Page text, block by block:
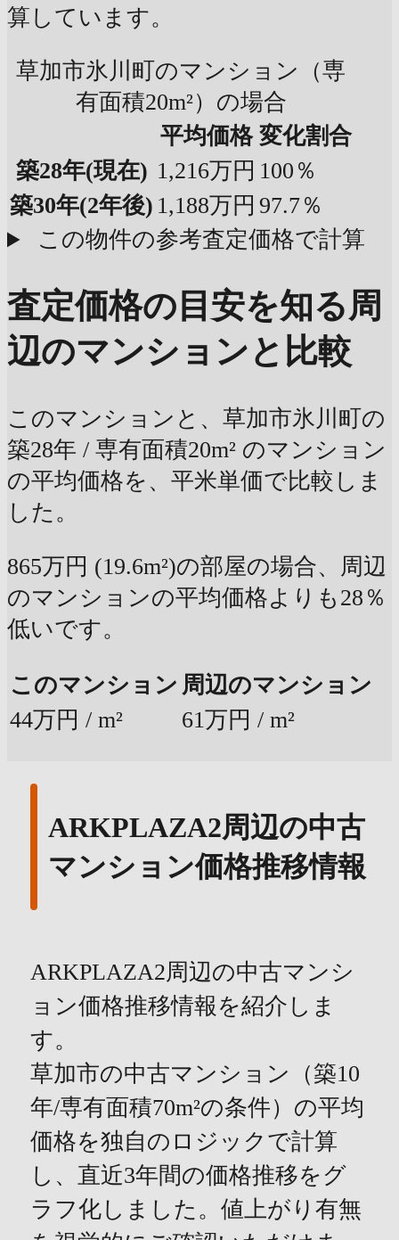
算しています。
草加市氷川町のマンション（専
有面積20m²）の場合
平均価格 変化割合
築28年(現在) 1,216万円 100％
築30年(2年後) 1,188万円 97.7％
この物件の参考査定価格で計算
査定価格の目安を知る周
辺のマンションと比較
このマンションと、草加市氷川町の
築28年 / 専有面積20m² のマンション
の平均価格を、平米単価で比較しま
した。
865万円 (19.6m²)の部屋の場合、周辺
のマンションの平均価格よりも28％
低いです。
このマンション 周辺のマンション
44万円 / m²
61万円 / m²
ARKPLAZA2周辺の中古
マンション価格推移情報
ARKPLAZA2周辺の中古マンシ
ョン価格推移情報を紹介しま
す。
草加市の中古マンション（築10
年/専有面積70m²の条件）の平均
価格を独自のロジックで計算
し、直近3年間の価格推移をグ
ラフ化しました。値上がり有無